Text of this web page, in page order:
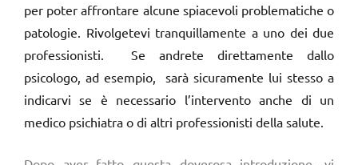
per poter affrontare alcune spiacevoli problematiche o
patologie. Rivolgetevi tranquillamente a uno dei due
professionisti. Se andrete direttamente dallo
psicologo, ad esempio, sarà sicuramente lui stesso a
indicarvi se è necessario l’intervento anche di un
medico psichiatra o di altri professionisti della salute.